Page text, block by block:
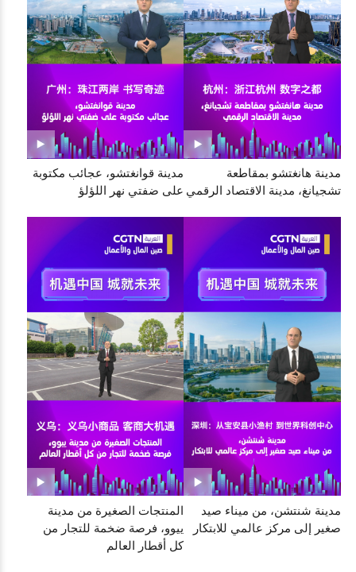
مدينة هانغتشو بمقاطعة
تشجيانغ، مدينة الاقتصاد الرقمي
مدينة قوانغتشو، عجائب مكتوبة
على ضفتي نهر اللؤلؤ
مدينة شنتشن، من ميناء صيد
صغير إلى مركز عالمي للابتكار
المنتجات الصغيرة من مدينة
ييوو، فرصة ضخمة للتجار من
كل أقطار العالم